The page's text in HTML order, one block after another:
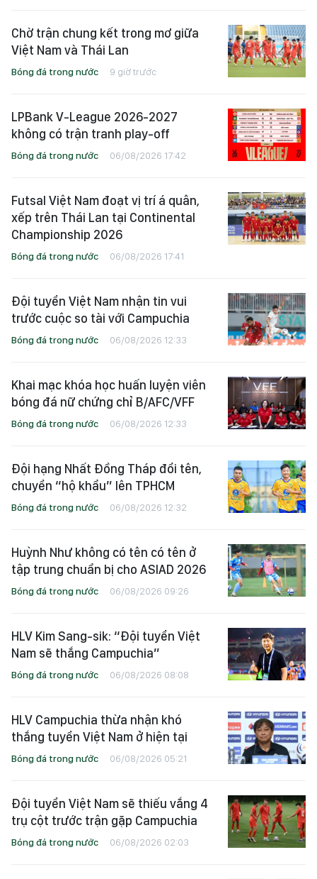
Chờ trận chung kết trong mơ giữa
Việt Nam và Thái Lan
Bóng đá trong nước 9 giờ trước
LPBank V-League 2026-2027
không có trận tranh play-off
Bóng đá trong nước 06/08/2026 17:42
Futsal Việt Nam đoạt vị trí á quân,
xếp trên Thái Lan tại Continental
Championship 2026
Bóng đá trong nước 06/08/2026 17:41
Đội tuyển Việt Nam nhận tin vui
trước cuộc so tài với Campuchia
Bóng đá trong nước 06/08/2026 12:33
Khai mạc khóa học huấn luyện viên
bóng đá nữ chứng chỉ B/AFC/VFF
Bóng đá trong nước 06/08/2026 12:33
Đội hạng Nhất Đồng Tháp đổi tên,
chuyển “hộ khẩu” lên TPHCM
Bóng đá trong nước 06/08/2026 12:32
Huỳnh Như không có tên có tên ở
tập trung chuẩn bị cho ASIAD 2026
Bóng đá trong nước 06/08/2026 09:26
HLV Kim Sang-sik: “Đội tuyển Việt
Nam sẽ thắng Campuchia”
Bóng đá trong nước 06/08/2026 08:08
HLV Campuchia thừa nhận khó
thắng tuyển Việt Nam ở hiện tại
Bóng đá trong nước 06/08/2026 05:21
Đội tuyển Việt Nam sẽ thiếu vắng 4
trụ cột trước trận gặp Campuchia
Bóng đá trong nước 06/08/2026 02:03